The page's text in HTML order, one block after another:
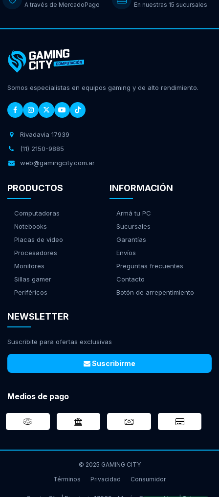
A través de MercadoPago En nuestras 15 sucursales
Somos especialistas en equipos gaming y de alto rendimiento.
Rivadavia 17939
(11) 2150-9885
web@gamingcity.com.ar
PRODUCTOS
Computadoras
Notebooks
Placas de video
Procesadores
Monitores
Sillas gamer
Periféricos
INFORMACIÓN
Armá tu PC
Sucursales
Garantías
Envíos
Preguntas frecuentes
Contacto
Botón de arrepentimiento
NEWSLETTER
Suscribite para ofertas exclusivas
Suscribirme
Medios de pago
© 2025 GAMING CITY
Términos
Privacidad Consumidor